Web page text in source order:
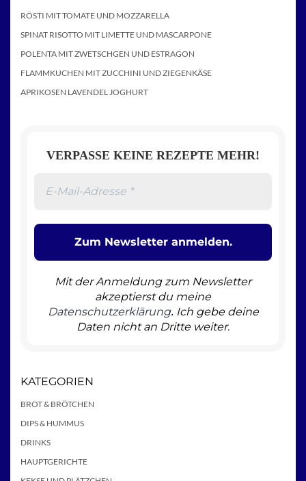
RÖSTI MIT TOMATE UND MOZZARELLA
SPINAT RISOTTO MIT LIMETTE UND MASCARPONE
POLENTA MIT ZWETSCHGEN UND ESTRAGON
FLAMMKUCHEN MIT ZUCCHINI UND ZIEGENKÄSE
APRIKOSEN LAVENDEL JOGHURT
VERPASSE KEINE REZEPTE MEHR!
Mit der Anmeldung zum Newsletter
akzeptierst du meine
Datenschutzerklärung. Ich gebe deine
Daten nicht an Dritte weiter.
KATEGORIEN
BROT & BRÖTCHEN
DIPS & HUMMUS
DRINKS
HAUPTGERICHTE